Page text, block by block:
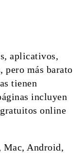
aplicativos,
pero más barato
tienen
incluyen
online
Mac, Android,